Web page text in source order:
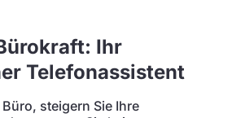
Ihr
Telefonassistent
steigern Sie Ihre